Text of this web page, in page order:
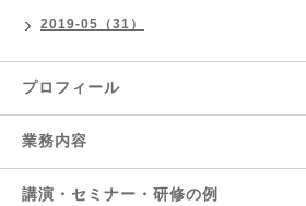
2019-05（31）
プロフィール
業務内容
講演・セミナー・研修の例